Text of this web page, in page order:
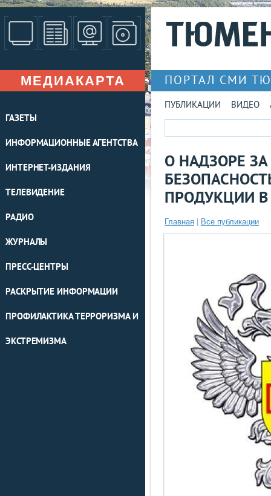
МЕДИАКАРТА
ГАЗЕТЫ
ИНФОРМАЦИОННЫЕ АГЕНТСТВА
ИНТЕРНЕТ-ИЗДАНИЯ
ТЕЛЕВИДЕНИЕ
РАДИО
ЖУРНАЛЫ
ПРЕСС-ЦЕНТРЫ
РАСКРЫТИЕ ИНФОРМАЦИИ
ПРОФИЛАКТИКА ТЕРРОРИЗМА И
ЭКСТРЕМИЗМА
ПОРТАЛ СМИ
ПУБЛИКАЦИИ ВИДЕО
О НАДЗОРЕ
ПРОДУКЦИИ В
Главная Все публикации